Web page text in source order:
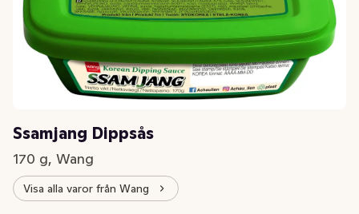
Ssamjang Dippsås
170 g, Wang
Visa alla varor från Wang